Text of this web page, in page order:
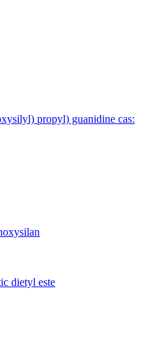
propyl) guanidine cas:
dietyl este